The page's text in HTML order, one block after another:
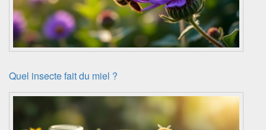
Quel insecte fait du miel ?